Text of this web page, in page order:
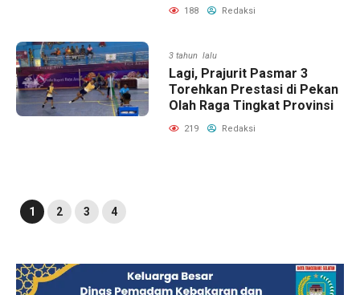
188 Redaksi
3 tahun lalu
Lagi, Prajurit Pasmar 3
Torehkan Prestasi di Pekan
Olah Raga Tingkat Provinsi
219 Redaksi
1 2 3 4